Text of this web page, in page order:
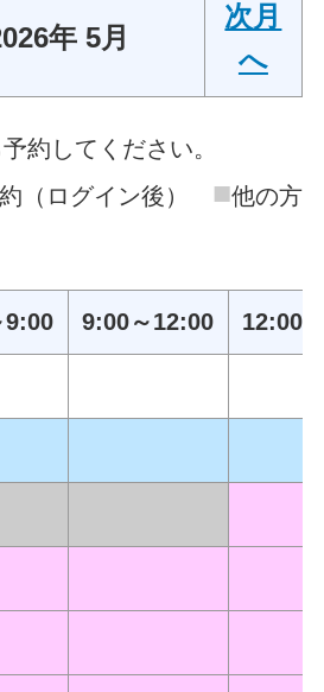
年 5月
次月
へ
約してください。
（ログイン後） ■他の方
9:00 9:00～12:00 12:00